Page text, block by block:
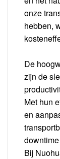
onze
hebben,
De
zijn de
Met hun
en
Bij